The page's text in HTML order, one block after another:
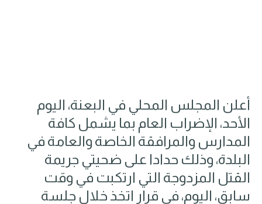
أعلن المجلس المحلي في البعنة، اليوم
الأحد، الإضراب العام بما يشمل كافة
المدارس والمرافقة الخاصة والعامة في
البلدة، وذلك حدادا على ضحيتي جريمة
القتل المزدوجة التي ارتكبت في وقت
سابق، اليوم، في قرار اتخذ خلال جلسة